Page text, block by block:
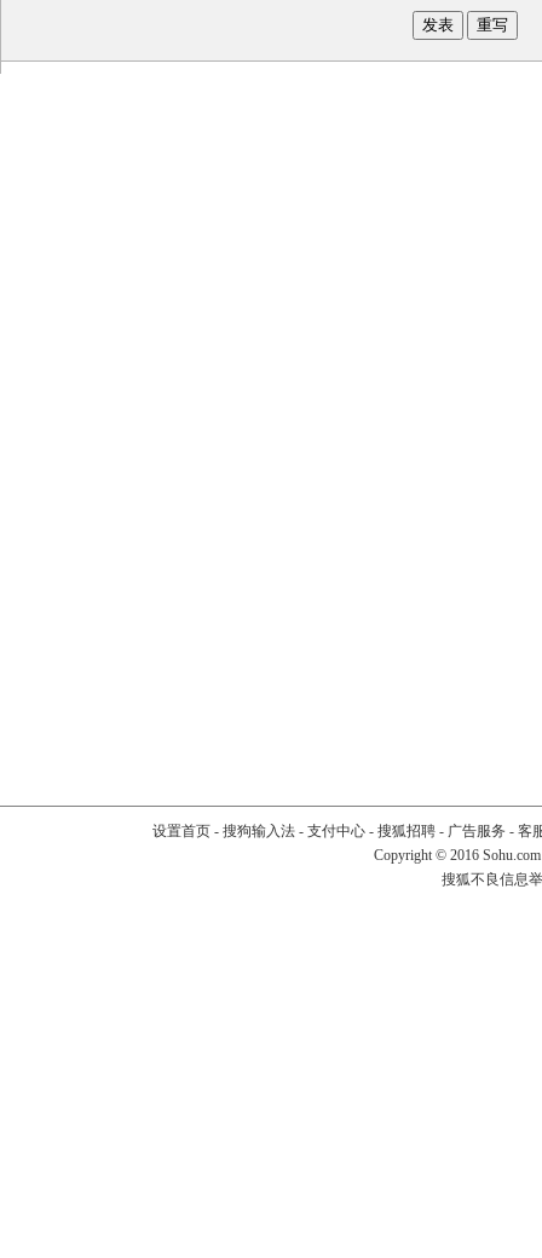
设置首页- 搜狗输入法- 支付中心- 搜狐招聘- 广告服务 - 客
Copyright © 2016
搜狐不良信息